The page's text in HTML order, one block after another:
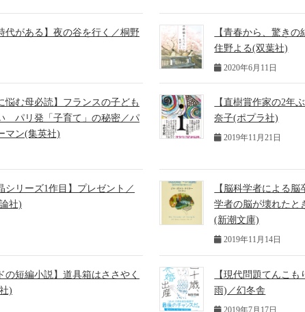
代がある】夜の谷を行く／桐野
【青春から、驚き
住野よる(双葉社)
2020年6月11日
悩む母必読】フランスの子ども
パリ発「子育て」の秘密／パ
マン(集英社)
【直樹賞作家の2年
奈子(ポプラ社)
2019年11月21日
シリーズ1作目】プレゼント／
社)
【脳科学者による
学者の脳が壊れたと
(新潮文庫)
2019年11月14日
の短編小説】道具箱はささやく
)
【現代問題てんこ
雨)／幻冬舎
2019年7月17日